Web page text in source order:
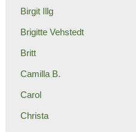
Birgit Illg
Brigitte Vehstedt
Britt
Camilla B.
Carol
Christa